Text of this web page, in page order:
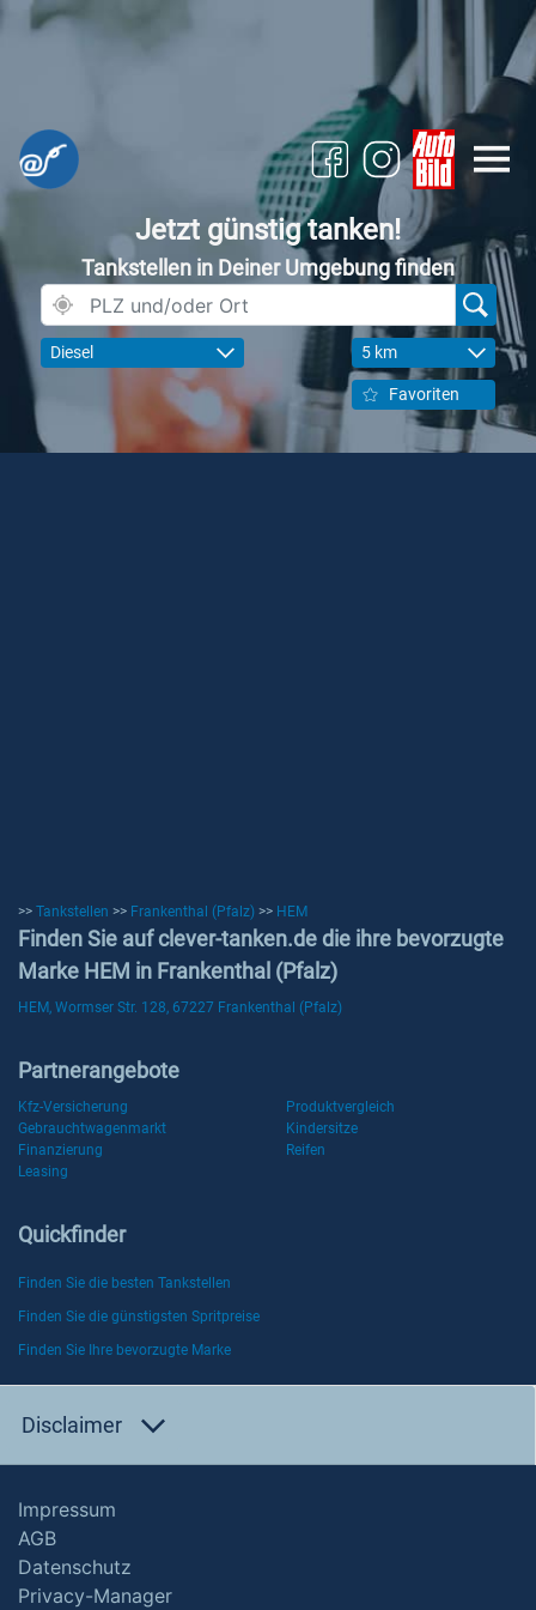
Jetzt günstig tanken!
Tankstellen in Deiner Umgebung finden
Diesel 5 km
Favoriten
>> Tankstellen >> Frankenthal (Pfalz) >> HEM
Finden Sie auf clever-tanken.de die ihre bevorzugte
Marke HEM in Frankenthal (Pfalz)
HEM, Wormser Str. 128, 67227 Frankenthal (Pfalz)
Partnerangebote
Kfz-Versicherung
Produktvergleich
Gebrauchtwagenmarkt
Kindersitze
Finanzierung
Reifen
Leasing
Quickfinder
Finden Sie die besten Tankstellen
Finden Sie die günstigsten Spritpreise
Finden Sie Ihre bevorzugte Marke
Disclaimer
Impressum
AGB
Datenschutz
Privacy-Manager